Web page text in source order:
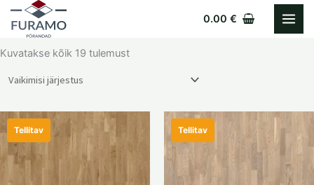
Skip
content
0.00 €
Kuvatakse kõik 19 tulemust
Tellitav Tellitav